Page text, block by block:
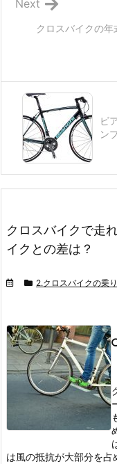
クロスバイクの
Next
ビ
ン
クロスバイクで走
イクとの差は？
2.クロスバイクの乗
は風の抵抗が大部分を占